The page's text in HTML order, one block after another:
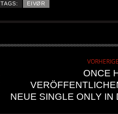
TAGS:
EIVØR
ONCE
NEUE SINGLE ONLY IN